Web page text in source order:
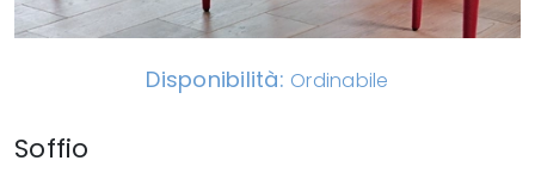
Disponibilità: Ordinabile
Soffio